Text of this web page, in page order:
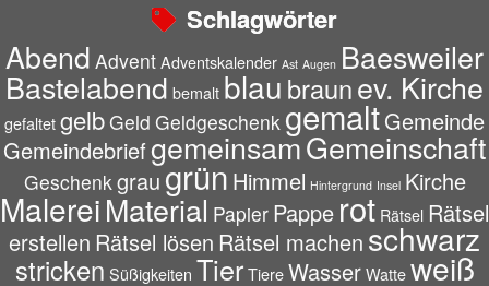
Schlagwörter
Abend AdventAdventskalender Ast Augen Baesweiler
Bastelabend bemalt blau braunev. Kirche
gefaltetgelbGeld Geldgeschenk gemaltGemeinde
GemeindebriefgemeinsamGemeinschaft
Geschenkgraugrün Himmel Hintergrund Insel Kirche
MalereiMaterial Papier Pappe rot Rätsel Rätsel
erstellen Rätsel lösen Rätsel machen schwarz
stricken Süßigkeiten Tier Tiere Wasser Watte weiß